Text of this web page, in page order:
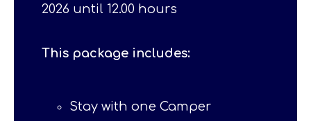
2026 until 12.00 hours
This package includes:
Stay with one Camper